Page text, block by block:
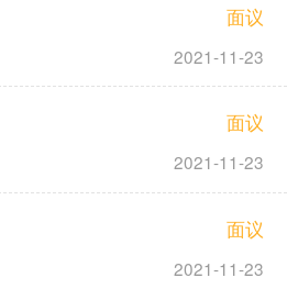
面议
2021-11-23
面议
2021-11-23
面议
2021-11-23